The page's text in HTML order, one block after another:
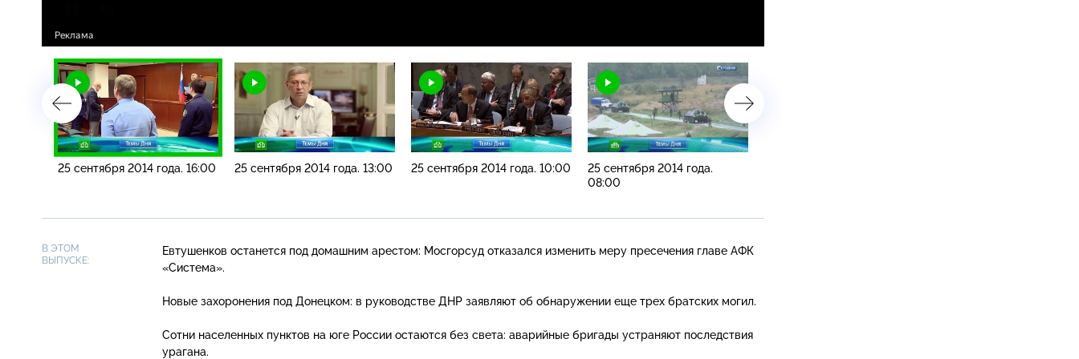
25 сентября 2014 года. 16:00 25 сентября 2014 года. 13:00 25 сентября 2014 года. 10:00
25 сентября 2014 года.
08:00
В ЭТОМ
ВЫПУСКЕ:
Евтушенков останется под домашним арестом: Мосгорсуд отказался изменить меру пресечения главе АФК
«Система».
Новые захоронения под Донецком: в руководстве ДНР заявляют об обнаружении еще трех братских могил.
Сотни населенных пунктов на юге России остаются без света: аварийные бригады устраняют последствия
урагана.